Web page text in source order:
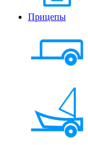
Прицепы